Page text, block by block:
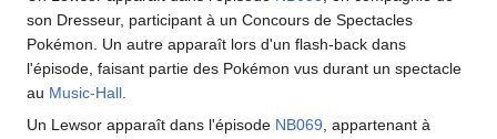
son Dresseur, participant à un Concours de Spectacles
Pokémon. Un autre apparaît lors d'un flash-back dans
l'épisode, faisant partie des Pokémon vus durant un spectacle
au Music-Hall.
Un Lewsor apparaît dans l'épisode NB069, appartenant à